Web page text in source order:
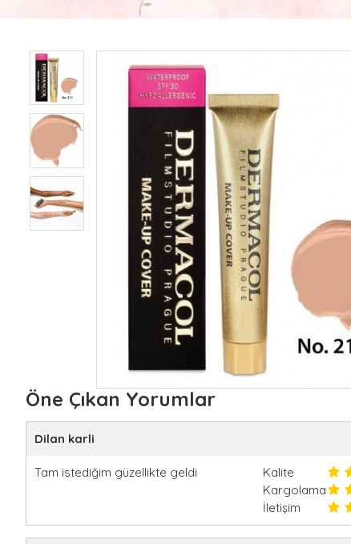
Öne Çıkan Yorumlar
Dilan karli
Tam istediğim güzellikte geldi
Kalite
Kargolama
İletişim